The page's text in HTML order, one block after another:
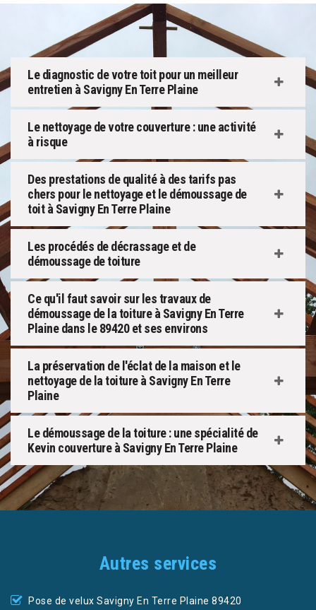
Le diagnostic de votre toit pour un meilleur
entretien à Savigny En Terre Plaine
Le nettoyage de votre couverture : une activité
à risque
Des prestations de qualité à des tarifs pas
chers pour le nettoyage et le démoussage de
toit à Savigny En Terre Plaine
Les procédés de décrassage et de
démoussage de toiture
Ce qu'il faut savoir sur les travaux de
démoussage de la toiture à Savigny En Terre
Plaine dans le 89420 et ses environs
La préservation de l'éclat de la maison et le
nettoyage de la toiture à Savigny En Terre
Plaine
Le démoussage de la toiture : une spécialité de
Kevin couverture à Savigny En Terre Plaine
Autres services
Pose de velux Savigny En Terre Plaine 89420